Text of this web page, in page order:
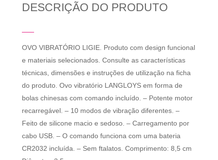
DESCRIÇÃO DO PRODUTO
OVO VIBRATÓRIO LIGIE. Produto com design funcional
e materiais selecionados. Consulte as características
técnicas, dimensões e instruções de utilização na ficha
do produto. Ovo vibratório LANGLOYS em forma de
bolas chinesas com comando incluído. – Potente motor
recarregável. – 10 modos de vibração diferentes. –
Feito de silicone macio e sedoso. – Carregamento por
cabo USB. – O comando funciona com uma bateria
CR2032 incluída. – Sem ftalatos. Comprimento: 8,5 cm